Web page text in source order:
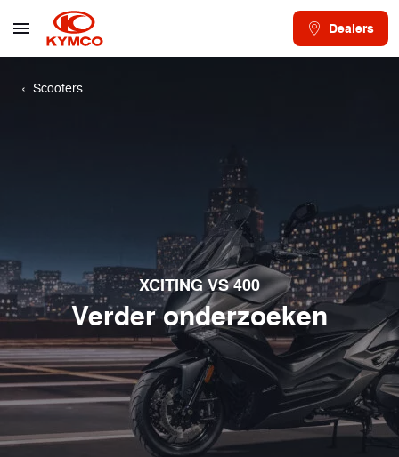
Dealers
Scooters
XCITING VS 400
Verder onderzoeken